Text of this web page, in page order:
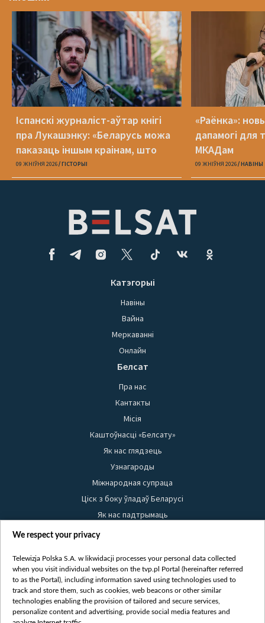
Іспанскі журналіст-аўтар кнігі
пра Лукашэнку: «Беларусь можа
паказаць іншым краінам, што
можа здарыцца з дэмакратыяй»
09 ЖНІЎНЯ 2026 ГІСТОРЫІ
«Раёнка»:
дапамогі для
МКАДам
09 ЖНІЎНЯ 2026 НАВІНЫ
Катэгорыі
Навіны
Вайна
Меркаванні
Онлайн
Белсат
Пра нас
Кантакты
Місія
Каштоўнасці «Белсату»
Як нас глядзець
Узнагароды
Міжнародная супраца
Ціск з боку ўладаў Беларусі
Як нас падтрымаць
Правілы выкарыстання матэрыялаў
Бяспека
Youtube
Белсат news
Белсат Shorts
We respect your privacy
Telewizja Polska S.A. w likwidacji processes your personal data collected
when you visit individual websites on the tvp.pl Portal (hereinafter referred
to as the Portal), including information saved using technologies used to
track and store them, such as cookies, web beacons or other similar
technologies enabling the provision of tailored and secure services,
personalize content and advertising, provide social media features and